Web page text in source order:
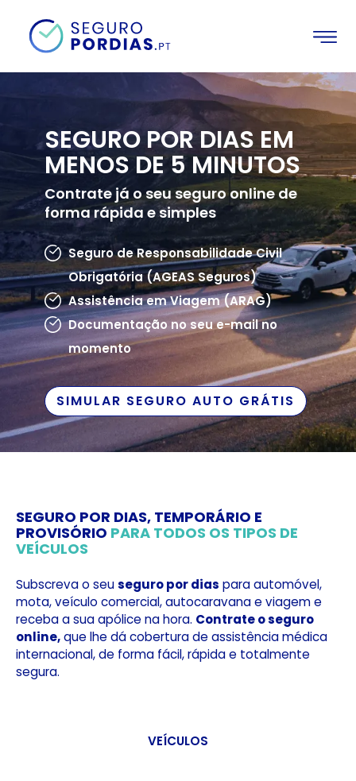
SEGURO POR DIAS EM
MENOS DE 5 MINUTOS
Contrate já o seu seguro online de
forma rápida e simples
Seguro de Responsabilidade Civil
Obrigatória (AGEAS Seguros)
Assistência em Viagem (ARAG)
Documentação no seu e-mail no
momento
SIMULAR SEGURO AUTO GRÁTIS
SEGURO POR DIAS, TEMPORÁRIO E
PROVISÓRIO PARA TODOS OS TIPOS DE
VEÍCULOS
Subscreva o seuseguro por dias para automóvel,
mota, veículo comercial, autocaravana e viagem e
receba a sua apólice na hora. Contrate o seguro
online,que lhe dá cobertura de assistência médica
internacional, de forma fácil, rápida e totalmente
segura.
VEÍCULOS